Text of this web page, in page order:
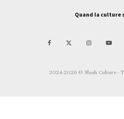
Quand la culture
2024-2026 © Slash Culture -